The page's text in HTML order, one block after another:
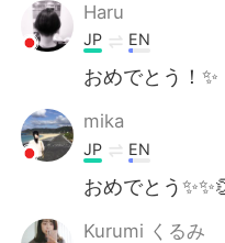
Haru
JP EN
おめでとう！✨
mika
JP EN
おめでとう
Kurumi くるみ